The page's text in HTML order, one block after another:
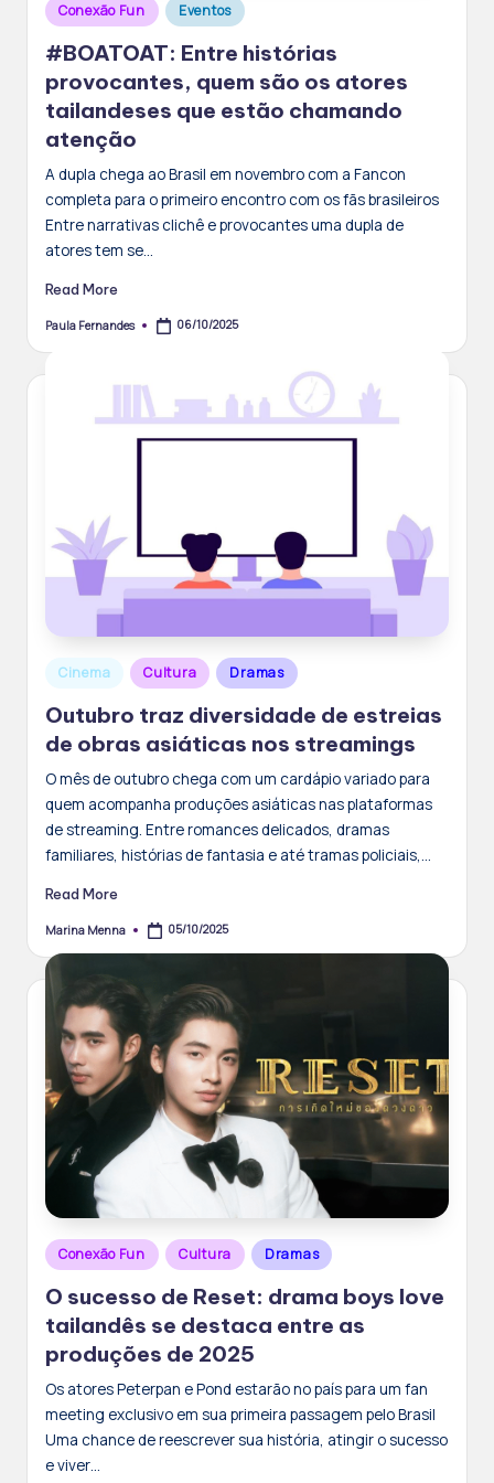
Posted
in
Conexão Fun Eventos
#BOATOAT: Entre histórias
provocantes, quem são os atores
tailandeses que estão chamando
atenção
A dupla chega ao Brasil em novembro com a Fancon
completa para o primeiro encontro com os fãs brasileiros
Entre narrativas clichê e provocantes uma dupla de
atores tem se…
Read More
Posted
Paula Fernandes 06/10/2025
Posted
Cinema Cultura Dramas
Outubro traz diversidade de estreias
de obras asiáticas nos streamings
O mês de outubro chega com um cardápio variado para
quem acompanha produções asiáticas nas plataformas
de streaming. Entre romances delicados, dramas
familiares, histórias de fantasia e até tramas policiais,…
Read More
Posted
Marina Menna 05/10/2025
Posted
in
Conexão Fun Cultura Dramas
O sucesso de Reset: drama boys love
tailandês se destaca entre as
produções de 2025
Os atores Peterpan e Pond estarão no país para um fan
meeting exclusivo em sua primeira passagem pelo Brasil
Uma chance de reescrever sua história, atingir o sucesso
e viver…